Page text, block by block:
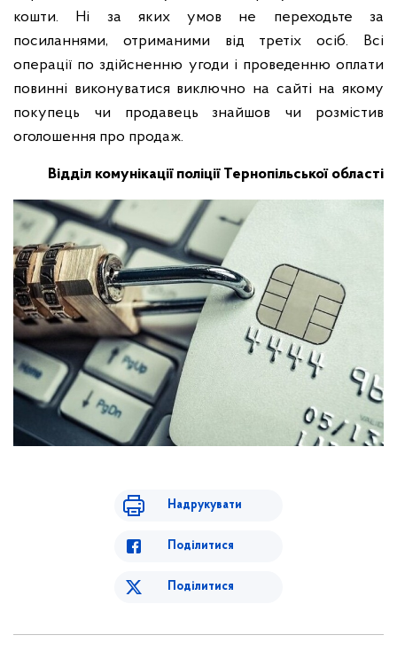
кошти. Ні за яких умов не переходьте за
посиланнями, отриманими від третіх осіб. Всі
операції по здійсненню угоди і проведенню оплати
повинні виконуватися виключно на сайті на якому
покупець чи продавець знайшов чи розмістив
оголошення про продаж.
Відділ комунікації поліції Тернопільської області
Надрукувати
Поділитися
Поділитися